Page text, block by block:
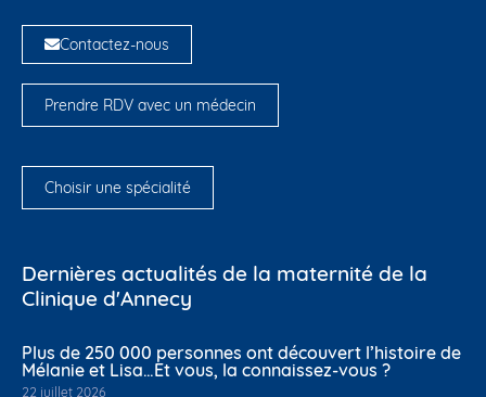
Contactez-nous
Prendre RDV avec un médecin
Choisir une spécialité
Dernières actualités de la maternité de la
Clinique d'Annecy
Plus de 250 000 personnes ont découvert l’histoire de
Mélanie et Lisa…Et vous, la connaissez-vous ?
22 juillet 2026